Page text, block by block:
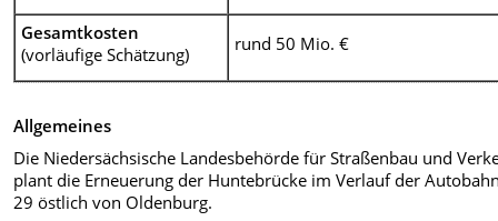
Gesamtkosten
(vorläufige Schätzung)
rund 50 Mio. €
Allgemeines
Die Niedersächsische Landesbehörde für Straßenbau und
plant die Erneuerung der Huntebrücke im Verlauf der
29 östlich von Oldenburg.